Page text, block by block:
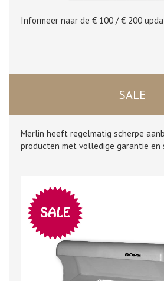
Informeer naar de € 100 / € 200
SALE
Merlin heeft regelmatig scherpe
producten met volledige garantie en